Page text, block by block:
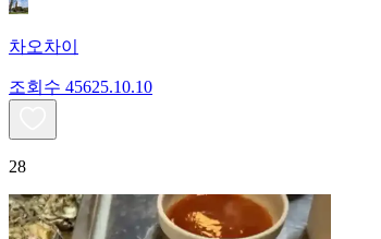
차오차이
조회수 45625.10.10
28